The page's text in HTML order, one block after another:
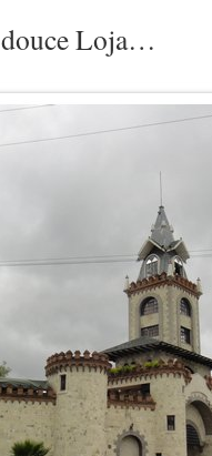
douce Loja…